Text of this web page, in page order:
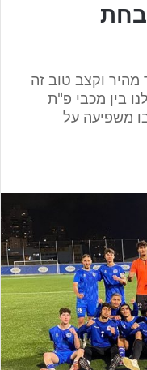
וקצב טוב זה
בין מכבי פ"ת
משפיעה על